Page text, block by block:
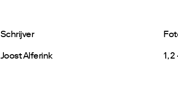
Schrijver
Joost Alferink 1,